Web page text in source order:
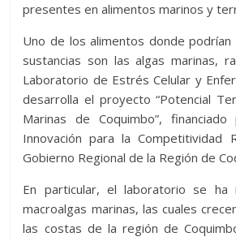
presentes en alimentos marinos y
Uno de los alimentos donde
sustancias son las algas marinas,
Laboratorio de Estrés Celular y
desarrolla el proyecto “Potencial
Marinas de Coquimbo”,
Innovación para la Competitividad
Gobierno Regional de la Región de
En particular, el laboratorio se ha
macroalgas marinas, las cuales
las costas de la región de